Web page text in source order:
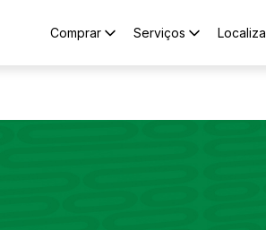
Comprar Serviços Localiza